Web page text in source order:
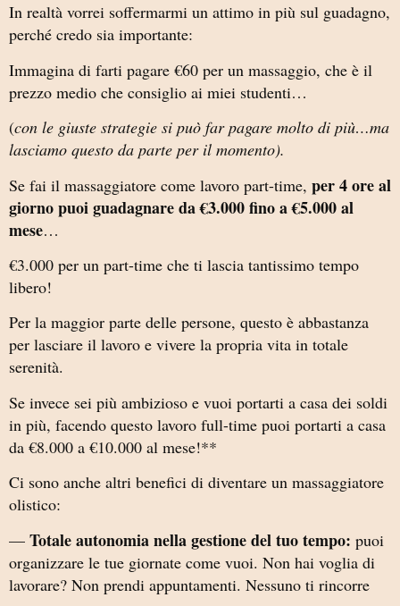
In realtà vorrei soffermarmi un attimo in più sul guadagno,
perché credo sia importante:
Immagina di farti pagare €60 per un massaggio, che è il
prezzo medio che consiglio ai miei studenti…
(con le giuste strategie si può far pagare molto di più…ma
lasciamo questo da parte per il momento).
Se fai il massaggiatore come lavoro part-time, per 4 ore al
giorno puoi guadagnare da €3.000 fino a €5.000 al
mese…
€3.000 per un part-time che ti lascia tantissimo tempo
libero!
Per la maggior parte delle persone, questo è abbastanza
per lasciare il lavoro e vivere la propria vita in totale
serenità.
Se invece sei più ambizioso e vuoi portarti a casa dei soldi
in più, facendo questo lavoro full-time puoi portarti a casa
da €8.000 a €10.000 al mese!**
Ci sono anche altri benefici di diventare un massaggiatore
olistico:
— Totale autonomia nella gestione del tuo tempo: puoi
organizzare le tue giornate come vuoi. Non hai voglia di
lavorare? Non prendi appuntamenti. Nessuno ti rincorre